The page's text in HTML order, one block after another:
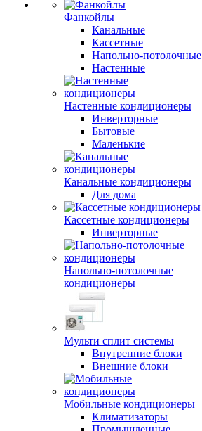
Фанкойлы
Канальные
Кассетные
Напольно-потолочные
Настенные
Настенные кондиционеры
Инверторные
Бытовые
Маленькие
Канальные кондиционеры
Для дома
Кассетные кондиционеры
Инверторные
Напольно-потолочные
кондиционеры
Мульти сплит системы
Внутренние блоки
Внешние блоки
Мобильные кондиционеры
Климатизаторы